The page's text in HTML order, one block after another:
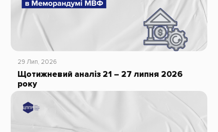
29 Лип, 2026
Щотижневий аналіз 21 – 27 липня 2026
року